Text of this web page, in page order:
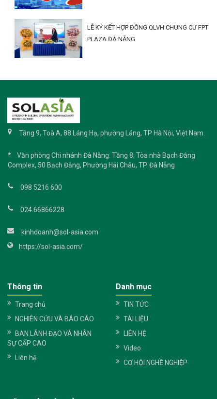
LỄ KÝ KẾT HỢP ĐỒNG QLVH CHUNG CƯ FPT
PLAZA ĐÀ NẴNG
Tầng 9, Toà A, 88 Láng Hạ, phường Láng, TP Hà Nội, Việt Nam.
* Văn phòng Chi nhánh Đà Nẵng: Tầng 8, Tòa nhà Bạch Đằng
Complex, 50 Bạch Đằng, Phường Hải Châu, TP. Đà Nẵng
098 5216 600
024.66866228
kinhdoanh@sol-asia.com
https://sol-asia.com/
Thông tin
Trang chủ
NGHIÊN CỨU VÀ BÁO CÁO
BAN LÃNH ĐẠO VÀ NHÂN
SỰ CẤP CAO
Liên hệ
Danh mục
TIN TỨC
TÀI LIỆU
LIÊN HỆ
Video
CƠ HỘI NGHỀ NGHIỆP